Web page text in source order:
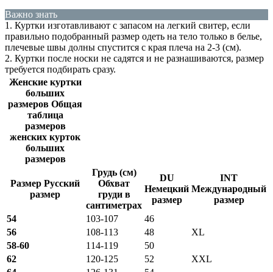
Важно знать
1. Куртки изготавливают с запасом на легкий свитер, если
правильно подобранный размер одеть на тело только в белье,
плечевые швы долны спустится с края плеча на 2-3 (см).
2. Куртки после носки не садятся и не разнашиваются, размер
требуется подбирать сразу.
Женские куртки
больших
размеров Общая
таблица
размеров
женских курток
больших
размеров
Размер Русский
размер
Грудь (см)
Обхват
груди в
сантиметрах
DU
Немецкий
размер
INT
Международный
размер
54
103‑107
46
56
108‑113 48
XL
58-60
114‑119
50
62
120‑125 52
XXL